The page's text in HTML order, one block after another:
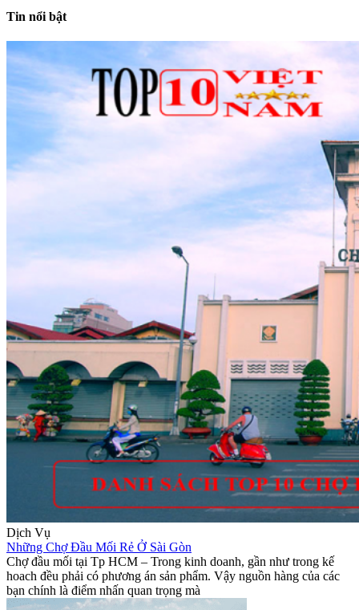
Tin nổi bật
Dịch Vụ
Những Chợ Đầu Mối Rẻ Ở Sài Gòn
Chợ đầu mối tại Tp HCM – Trong kinh doanh, gần như trong kế
hoach đều phải có phương án sản phẩm. Vậy nguồn hàng của các
bạn chính là điểm nhấn quan trọng mà